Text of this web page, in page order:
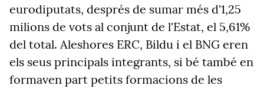
eurodiputats, després de sumar més d'1,25
milions de vots al conjunt de l'Estat, el 5,61%
del total. Aleshores ERC, Bildu i el BNG eren
els seus principals integrants, si bé també en
formaven part petits formacions de les